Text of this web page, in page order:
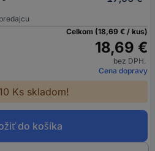
Celkom (18,69 € / kus)
18,69 €
bez DPH.
Cena dopravy
Ks skladom!
do košíka